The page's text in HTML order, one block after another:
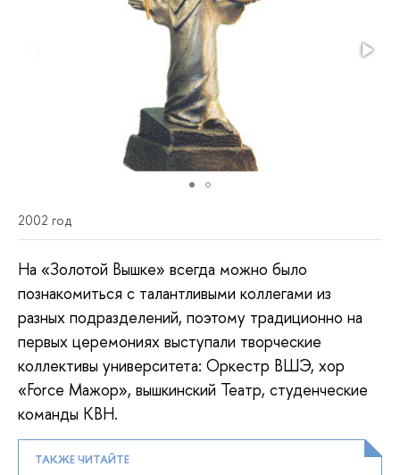
2002 год
На «Золотой Вышке» всегда можно было
познакомиться с талантливыми коллегами из
разных подразделений, поэтому традиционно на
первых церемониях выступали творческие
коллективы университета: Оркестр ВШЭ, хор
«Force Мажор», вышкинский Театр, студенческие
команды КВН.
ТАКЖЕ ЧИТАЙТЕ